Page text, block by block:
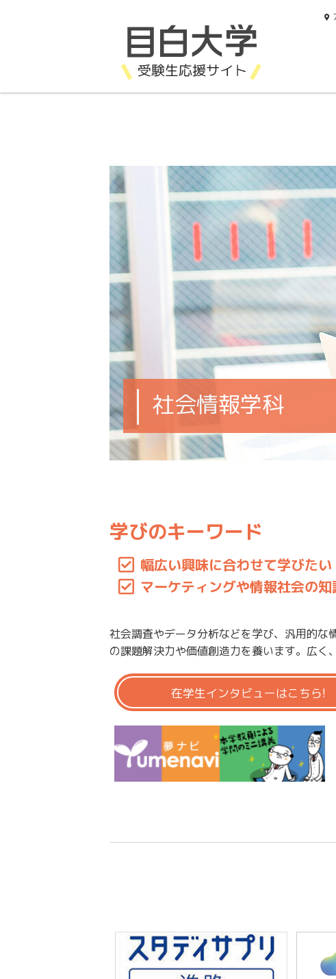
社会情報学科
学びのキーワード
幅広い興味に合わせて学びたい
マーケティングや情報社会の
社会調査やデータ分析などを学び、汎用的
の課題解決力や価値創造力を養います。広く
在学生インタビューはこちら!